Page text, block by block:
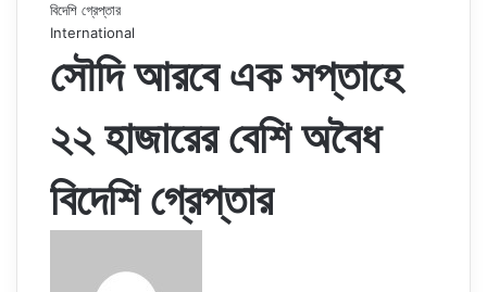
বিদেশি গ্রেপ্তার
International
সৌদি আরবে এক সপ্তাহে
২২ হাজারের বেশি অবৈধ
বিদেশি গ্রেপ্তার